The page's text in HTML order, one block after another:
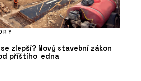
zlepší? Nový stavební zákon
příštího ledna